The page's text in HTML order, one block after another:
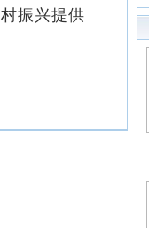
振兴提供